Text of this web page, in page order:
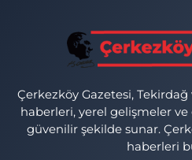
Çerkezköy Gazetesi,
haberleri, yerel gelişmeler ve
güvenilir şekilde sunar.
haberleri